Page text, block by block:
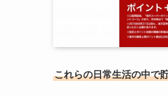
これらの日常生活の中で